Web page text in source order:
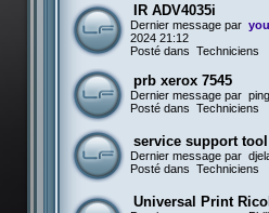
IR ADV4035i
Dernier message par
2024 21:12
Posté dans Techniciens
prb xerox 7545
Dernier message par ping
Posté dans Techniciens
service support tool
Dernier message par
Posté dans Techniciens
Universal Print